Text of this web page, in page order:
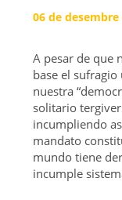
06 de desembre
A pesar de que
base el
nuestra
solitario
incumpliendo
mandato
mundo tiene
incumple